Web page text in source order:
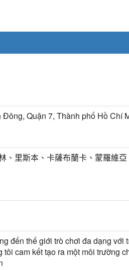
Quận 7, Thành phố Hồ Chí
、里斯本、卡薩布蘭卡、蒙羅維亞
đến thế giới trò chơi đa dạng với
cam kết tạo ra một môi trường